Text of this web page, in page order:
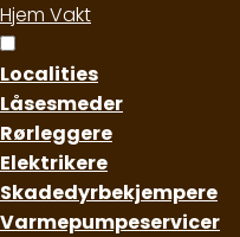
Hjem Vakt
Localities
Låsesmeder
Rørleggere
Elektrikere
Skadedyrbekjempere
Varmepumpeservicer